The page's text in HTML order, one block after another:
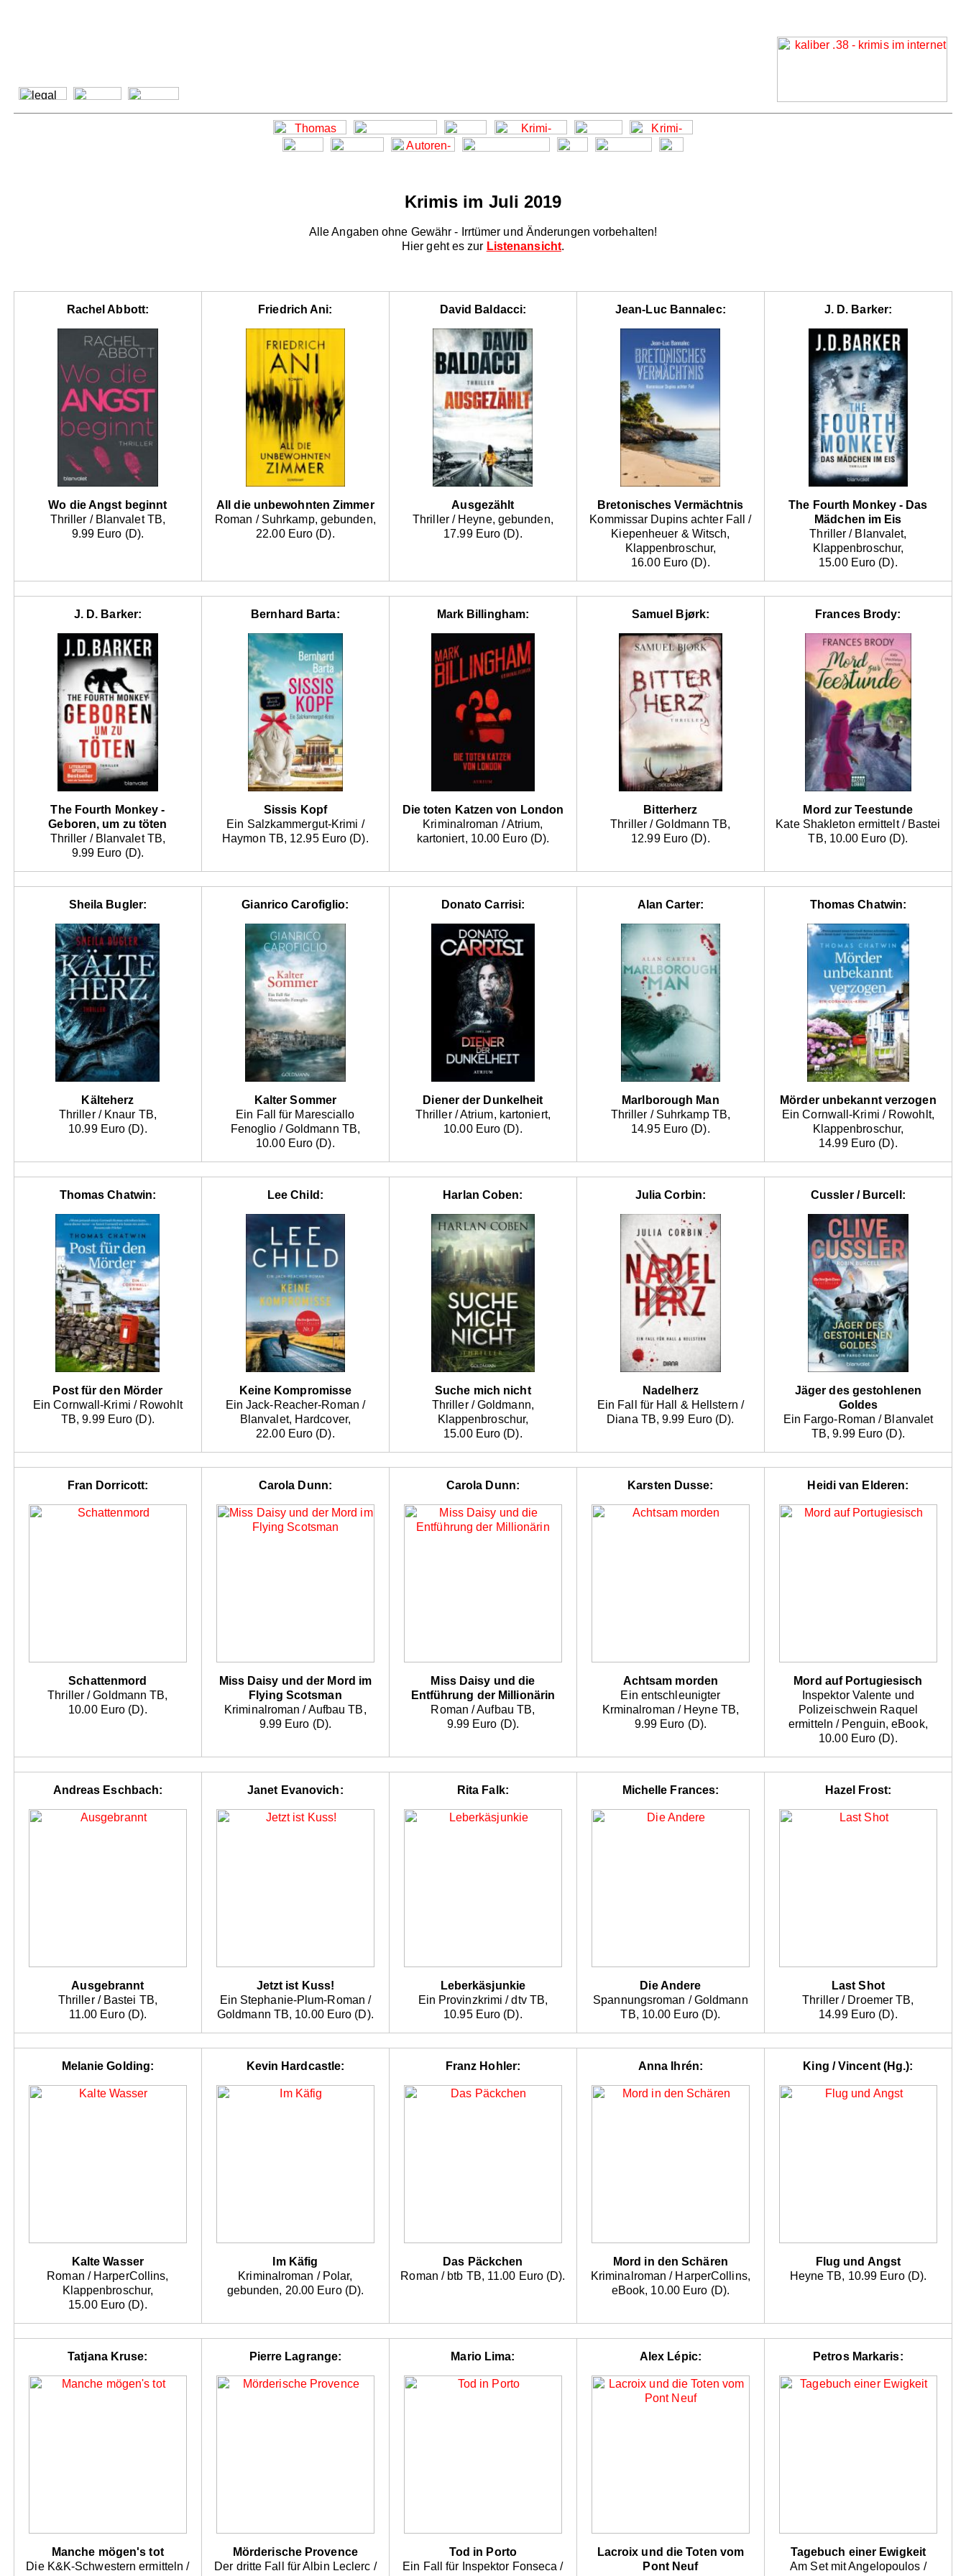
Krimis im Juli 2019
Alle Angaben ohne Gewähr - Irrtümer und Änderungen vorbehalten!
Hier geht es zur Listenansicht.
Rachel Abbott:
Wo die Angst beginnt
Thriller / Blanvalet TB,
9.99 Euro (D).
Friedrich Ani:
All die unbewohnten Zimmer
Roman / Suhrkamp, gebunden,
22.00 Euro (D).
David Baldacci:
Ausgezählt
Thriller / Heyne, gebunden,
17.99 Euro (D).
Jean-Luc Bannalec:
Bretonisches Vermächtnis
Kommissar Dupins achter Fall /
Kiepenheuer & Witsch,
Klappenbroschur,
16.00 Euro (D).
J. D. Barker:
The Fourth Monkey - Das
Mädchen im Eis
Thriller / Blanvalet,
Klappenbroschur,
15.00 Euro (D).
J. D. Barker:
The Fourth Monkey -
Geboren, um zu töten
Thriller / Blanvalet TB,
9.99 Euro (D).
Bernhard Barta:
Sissis Kopf
Ein Salzkammergut-Krimi /
Haymon TB, 12.95 Euro (D).
Mark Billingham:
Die toten Katzen von London
Kriminalroman / Atrium,
kartoniert, 10.00 Euro (D).
Samuel Bjørk:
Bitterherz
Thriller / Goldmann TB,
12.99 Euro (D).
Frances Brody:
Mord zur Teestunde
Kate Shakleton ermittelt / Bastei
TB, 10.00 Euro (D).
Sheila Bugler:
Kälteherz
Thriller / Knaur TB,
10.99 Euro (D).
Gianrico Carofiglio:
Kalter Sommer
Ein Fall für Maresciallo
Fenoglio / Goldmann TB,
10.00 Euro (D).
Donato Carrisi:
Diener der Dunkelheit
Thriller / Atrium, kartoniert,
10.00 Euro (D).
Alan Carter:
Marlborough Man
Thriller / Suhrkamp TB,
14.95 Euro (D).
Thomas Chatwin:
Mörder unbekannt verzogen
Ein Cornwall-Krimi / Rowohlt,
Klappenbroschur,
14.99 Euro (D).
Thomas Chatwin:
Post für den Mörder
Ein Cornwall-Krimi / Rowohlt
TB, 9.99 Euro (D).
Lee Child:
Keine Kompromisse
Ein Jack-Reacher-Roman /
Blanvalet, Hardcover,
22.00 Euro (D).
Harlan Coben:
Suche mich nicht
Thriller / Goldmann,
Klappenbroschur,
15.00 Euro (D).
Julia Corbin:
Nadelherz
Ein Fall für Hall & Hellstern /
Diana TB, 9.99 Euro (D).
Cussler / Burcell:
Jäger des gestohlenen
Goldes
Ein Fargo-Roman / Blanvalet
TB, 9.99 Euro (D).
Fran Dorricott:
Schattenmord
Thriller / Goldmann TB,
10.00 Euro (D).
Carola Dunn:
Miss Daisy und der Mord im
Flying Scotsman
Kriminalroman / Aufbau TB,
9.99 Euro (D).
Carola Dunn:
Miss Daisy und die
Entführung der Millionärin
Roman / Aufbau TB,
9.99 Euro (D).
Karsten Dusse:
Achtsam morden
Ein entschleunigter
Krminalroman / Heyne TB,
9.99 Euro (D).
Heidi van Elderen:
Mord auf Portugiesisch
Inspektor Valente und
Polizeischwein Raquel
ermitteln / Penguin, eBook,
10.00 Euro (D).
Andreas Eschbach:
Ausgebrannt
Thriller / Bastei TB,
11.00 Euro (D).
Janet Evanovich:
Jetzt ist Kuss!
Ein Stephanie-Plum-Roman /
Goldmann TB, 10.00 Euro (D).
Rita Falk:
Leberkäsjunkie
Ein Provinzkrimi / dtv TB,
10.95 Euro (D).
Michelle Frances:
Die Andere
Spannungsroman / Goldmann
TB, 10.00 Euro (D).
Hazel Frost:
Last Shot
Thriller / Droemer TB,
14.99 Euro (D).
Melanie Golding:
Kalte Wasser
Roman / HarperCollins,
Klappenbroschur,
15.00 Euro (D).
Kevin Hardcastle:
Im Käfig
Kriminalroman / Polar,
gebunden, 20.00 Euro (D).
Franz Hohler:
Das Päckchen
Roman / btb TB, 11.00 Euro (D).
Anna Ihrén:
Mord in den Schären
Kriminalroman / HarperCollins,
eBook, 10.00 Euro (D).
King / Vincent (Hg.):
Flug und Angst
Heyne TB, 10.99 Euro (D).
Tatjana Kruse:
Manche mögen's tot
Die K&K-Schwestern ermitteln /
Pierre Lagrange:
Mörderische Provence
Der dritte Fall für Albin Leclerc /
Mario Lima:
Tod in Porto
Ein Fall für Inspektor Fonseca /
Alex Lépic:
Lacroix und die Toten vom
Pont Neuf
Petros Markaris:
Tagebuch einer Ewigkeit
Am Set mit Angelopoulos /